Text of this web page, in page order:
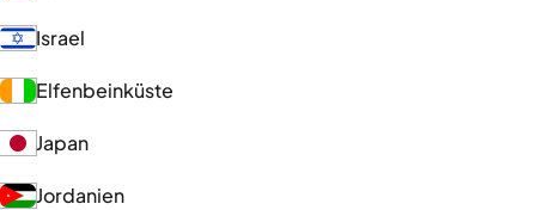
Israel
Elfenbeinküste
Japan
Jordanien